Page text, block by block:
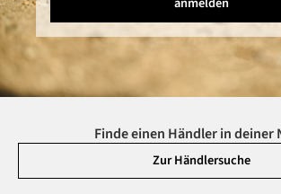
Finde einen Händler in deiner
Zur Händlersuche